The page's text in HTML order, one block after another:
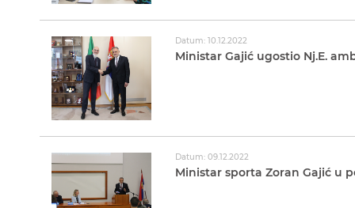
Datum: 10.12.2022
Ministar Gajić ugostio Nj.E.
Datum: 09.12.2022
Ministar sporta Zoran Gajić u